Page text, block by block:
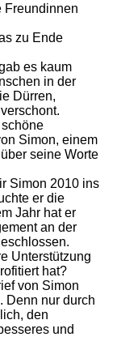
Freundinnen
zu Ende
es kaum
in der
Dürren,
Simon, einem
seine Worte
Simon 2010 ins
er die
Jahr hat er
an der
Unterstützung
hat?
von Simon
Denn nur durch
den
und